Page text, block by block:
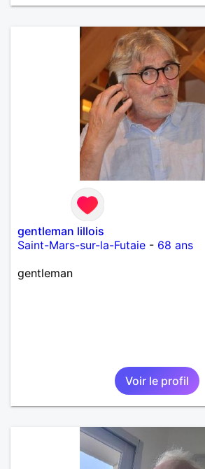
gentleman lillois
Saint-Mars-sur-la-Futaie - 68 ans
gentleman
Voir le profil